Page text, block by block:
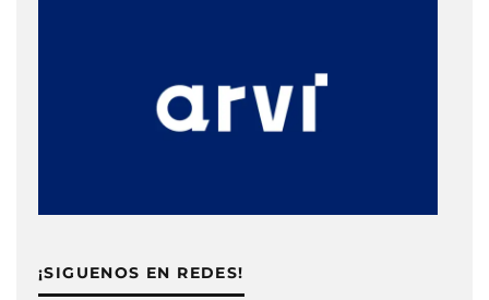
¡SIGUENOS EN REDES!